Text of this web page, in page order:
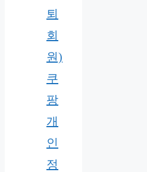
퇴
회
원)
쿠
팡
개
인
정